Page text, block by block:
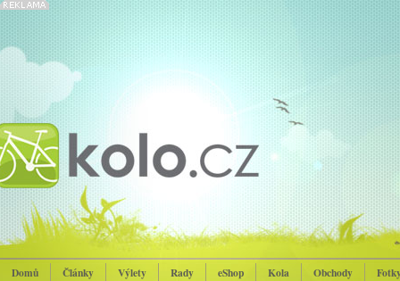
Domů Články Výlety Rady eShop Kola Obchody